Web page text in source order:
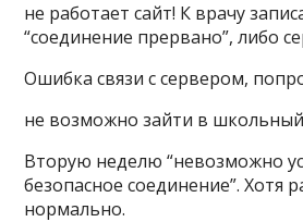
не работает сайт! К врачу
“соединение прервано”, либо
Ошибка связи с сервером,
не возможно зайти в
Вторую неделю “невозможно
безопасное соединение”. Хотя
нормально.